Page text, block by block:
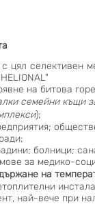
цял селективен
на битова
семейни къщи
);
болници;
за медико-
на
най-вече при